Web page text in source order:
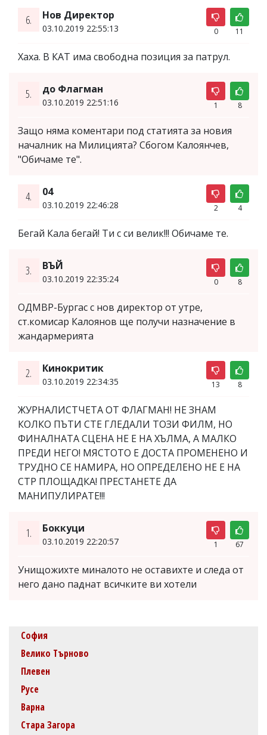
6. Нов Директор
03.10.2019 22:55:13 0 11
Хаха. В КАТ има свободна позиция за патрул.
5. до Флагман
03.10.2019 22:51:16 1 8
Защо няма коментари под статията за новия
началник на Милицията? Сбогом Калоянчев,
"Обичаме те".
4. 04
03.10.2019 22:46:28 2 4
Бегай Кала бегай! Ти с си велик!!! Обичаме те.
3. ВЪЙ
03.10.2019 22:35:24 0 8
ОДМВР-Бургас с нов директор от утре,
ст.комисар Калоянов ще получи назначение в
жандармерията
2. Кинокритик
03.10.2019 22:34:35 13 8
ЖУРНАЛИСТЧЕТА ОТ ФЛАГМАН! НЕ ЗНАМ
КОЛКО ПЪТИ СТЕ ГЛЕДАЛИ ТОЗИ ФИЛМ, НО
ФИНАЛНАТА СЦЕНА НЕ Е НА ХЪЛМА, А МАЛКО
ПРЕДИ НЕГО! МЯСТОТО Е ДОСТА ПРОМЕНЕНО И
ТРУДНО СЕ НАМИРА, НО ОПРЕДЕЛЕНО НЕ Е НА
СТР ПЛОЩАДКА! ПРЕСТАНЕТЕ ДА
МАНИПУЛИРАТЕ!!!
1. Боккуци
03.10.2019 22:20:57 1 67
Унищожихте миналото не оставихте и следа от
него дано паднат всичките ви хотели
София
Велико Търново
Плевен
Русе
Варна
Стара Загора